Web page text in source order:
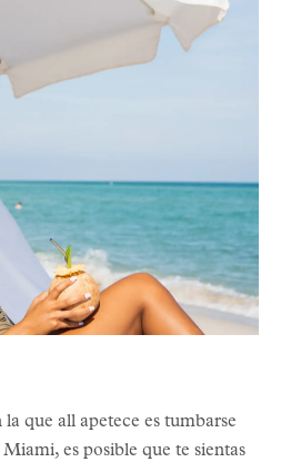
la que all apetece es tumbarse
es posible que te sientas